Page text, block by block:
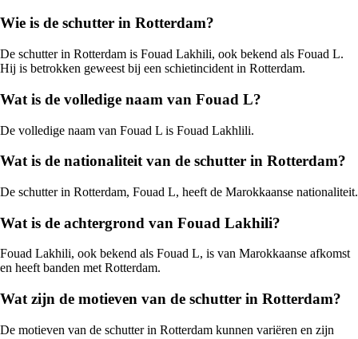
Wie is de schutter in Rotterdam?
De schutter in Rotterdam is Fouad Lakhili, ook bekend als Fouad L.
Hij is betrokken geweest bij een schietincident in Rotterdam.
Wat is de volledige naam van Fouad L?
De volledige naam van Fouad L is Fouad Lakhlili.
Wat is de nationaliteit van de schutter in Rotterdam?
De schutter in Rotterdam, Fouad L, heeft de Marokkaanse nationaliteit.
Wat is de achtergrond van Fouad Lakhili?
Fouad Lakhili, ook bekend als Fouad L, is van Marokkaanse afkomst
en heeft banden met Rotterdam.
Wat zijn de motieven van de schutter in Rotterdam?
De motieven van de schutter in Rotterdam kunnen variëren en zijn